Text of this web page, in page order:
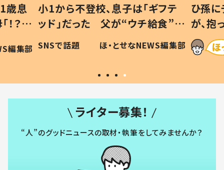
歳息
？」
編集部
小1から不登校、息子は「ギフテ
ッド」だった 父が“ウチ給食”を
作り続ける理由とは #令和の親
#令和の子
SNSで話題 ほ・とせなNEWS編集部
ひ孫
が、
「涙が
い」
ライター募集！
“人”のグッドニュースの取材・執筆をしてみませんか？